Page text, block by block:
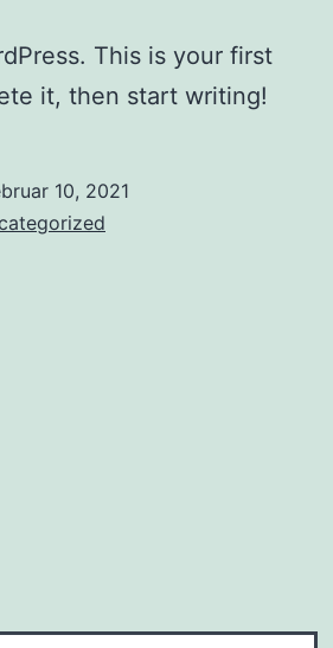
This is your first
it, then start writing!
10, 2021